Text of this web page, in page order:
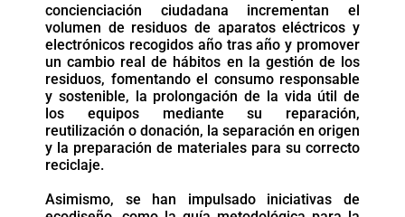
concienciación ciudadana incrementan el
volumen de residuos de aparatos eléctricos y
electrónicos recogidos año tras año y promover
un cambio real de hábitos en la gestión de los
residuos, fomentando el consumo responsable
y sostenible, la prolongación de la vida útil de
los equipos mediante su reparación,
reutilización o donación, la separación en origen
y la preparación de materiales para su correcto
reciclaje.
Asimismo, se han impulsado iniciativas de